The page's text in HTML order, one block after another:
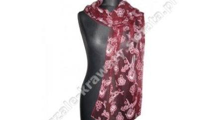
do koszyka